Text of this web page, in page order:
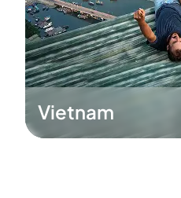
Vietnam